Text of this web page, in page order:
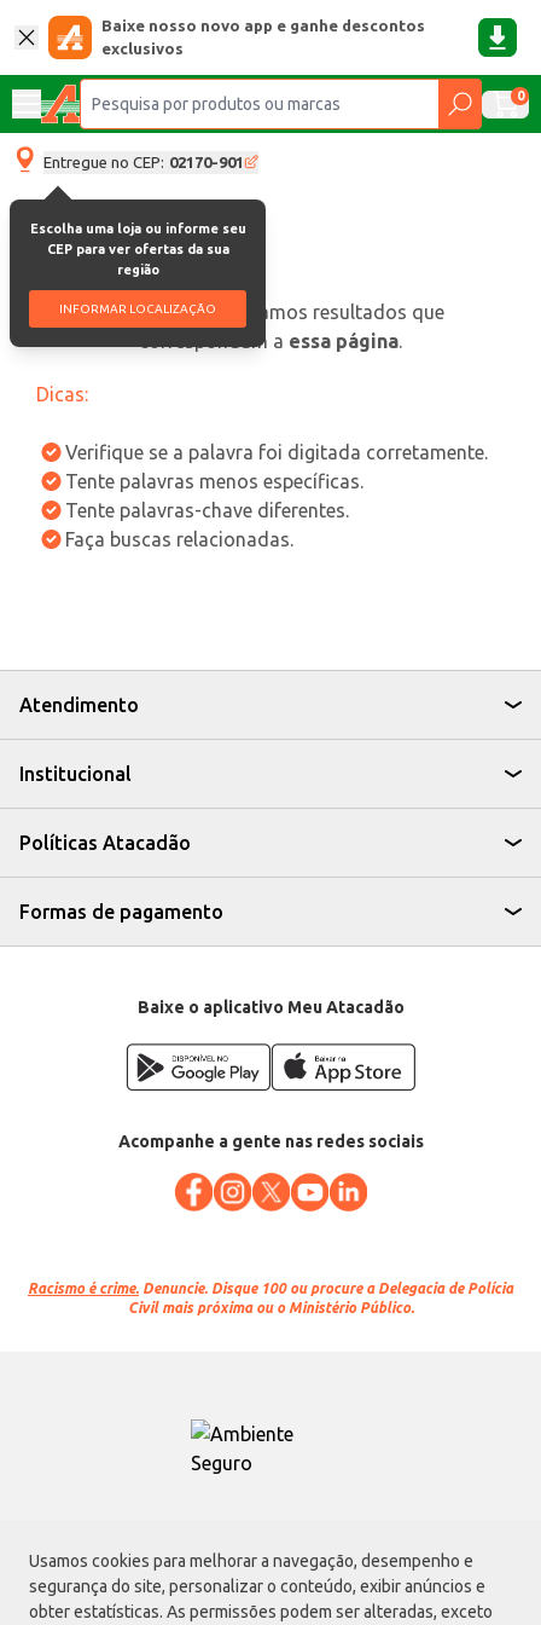
Usamos cookies para melhorar a navegação, desempenho e
segurança do site, personalizar o conteúdo, exibir anúncios e
obter estatísticas. As permissões podem ser alteradas, exceto
Baixe nosso novo app e ganhe descontos
exclusivos
0
Entregue no CEP: 02170-901
Escolha uma loja ou informe seu
CEP para ver ofertas da sua
região
INFORMAR LOCALIZAÇÃO
oops, não encontramos resultados que
correspondam a essa página.
Dicas:
Verifique se a palavra foi digitada corretamente.
Tente palavras menos específicas.
Tente palavras-chave diferentes.
Faça buscas relacionadas.
Atendimento
Institucional
Políticas Atacadão
Formas de pagamento
Baixe o aplicativo Meu Atacadão
Acompanhe a gente nas redes sociais
Racismo é crime. Denuncie. Disque 100 ou procure a Delegacia de Polícia
Civil mais próxima ou o Ministério Público.
Atacadão S.A.
Avenida Morvan Dias de Figueiredo, 6169, Vila Maria, São Paulo - SP | CEP
02170-901 | CNPJ: 75.315.333/0001-09